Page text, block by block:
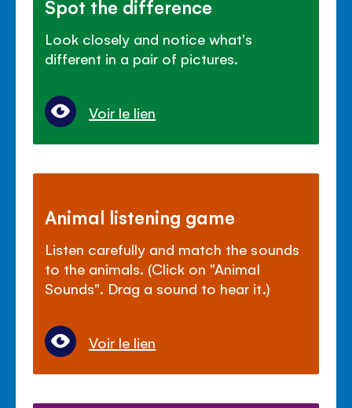
Spot the difference
Look closely and notice what's
different in a pair of pictures.
Voir le lien
Animal listening game
Listen carefully and match the sounds
to the animals. (Click on "Animal
Sounds". Drag a sound to hear it.)
Voir le lien